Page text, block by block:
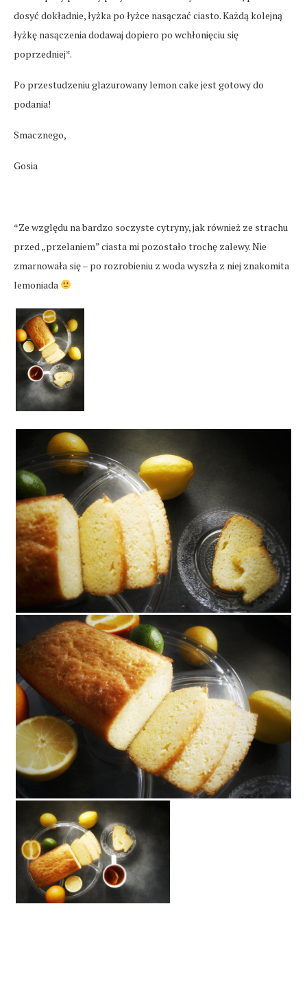
dosyć dokładnie, łyżka po łyżce nasączać ciasto. Każdą kolejną
łyżkę nasączenia dodawaj dopiero po wchłonięciu się
poprzedniej*.
Po przestudzeniu glazurowany lemon cake jest gotowy do
podania!
Smacznego,
Gosia
*Ze względu na bardzo soczyste cytryny, jak również ze strachu
przed „przelaniem” ciasta mi pozostało trochę zalewy. Nie
zmarnowała się – po rozrobieniu z woda wyszła z niej znakomita
lemoniada